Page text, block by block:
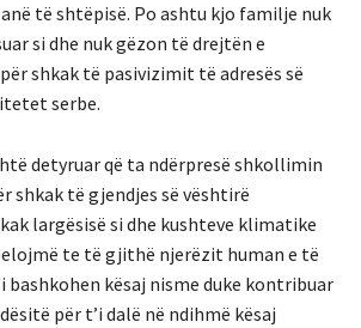
të shtëpisë. Po ashtu kjo familje nuk
si dhe nuk gëzon të drejtën e
shkak të pasivizimit të adresës së
serbe.
detyruar që ta ndërpresë shkollimin
shkak të gjendjes së vështirë
largësisë si dhe kushteve klimatike
te të gjithë njerëzit human e të
kësaj nisme duke kontribuar
për t’i dalë në ndihmë kësaj